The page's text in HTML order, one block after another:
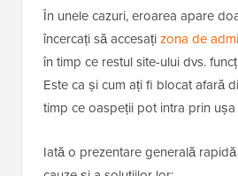
În unele cazuri, eroarea apare
încercați să accesațizona de
în timp ce restul site-ului dvs.
Este ca și cum ați fi blocat afară
timp ce oaspeții pot intra prin
Iată o prezentare generală